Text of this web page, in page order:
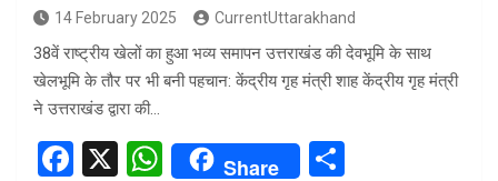
14 February 2025 CurrentUttarakhand
38वें राष्ट्रीय खेलों का हुआ भव्य समापन उत्तराखंड की देवभूमि के साथ
खेलभूमि के तौर पर भी बनी पहचान: केंद्रीय गृह मंत्री शाह केंद्रीय गृह मंत्री
ने उत्तराखंड द्वारा की…
F
X
W
Share